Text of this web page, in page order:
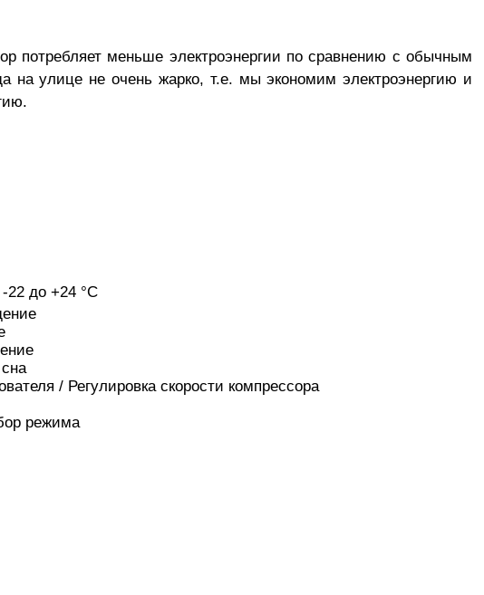
потребляет меньше электроэнергии по сравнению с обычным
на улице не очень жарко, т.е. мы экономим электроэнергию и
22 до +24 °C
/ Регулировка скорости компрессора
режима